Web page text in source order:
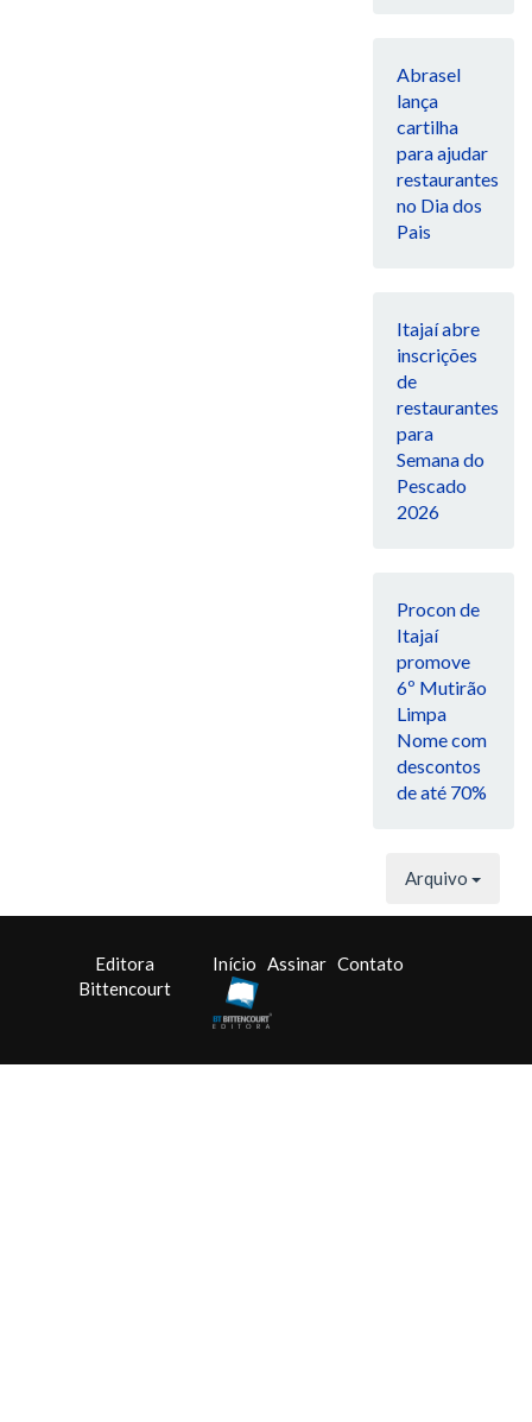
Abrasel
lança
cartilha
para ajudar
restaurantes
no Dia dos
Pais
Itajaí abre
inscrições
de
restaurantes
para
Semana do
Pescado
2026
Procon de
Itajaí
promove
6º Mutirão
Limpa
Nome com
descontos
de até 70%
Arquivo
Editora
Bittencourt
Início Assinar Contato